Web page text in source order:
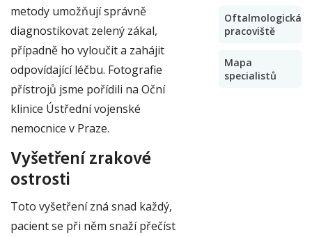
metody umožňují správně
diagnostikovat zelený zákal,
případně ho vyloučit a zahájit
odpovídající léčbu. Fotografie
přístrojů jsme pořídili na Oční
klinice Ústřední vojenské
nemocnice v Praze.
Vyšetření zrakové
ostrosti
Toto vyšetření zná snad každý,
pacient se při něm snaží přečíst
Oftalmologická
pracoviště
Mapa
specialistů